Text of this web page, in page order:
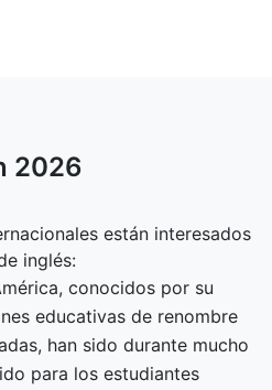
2026
están interesados
inglés:
conocidos por su
educativas de renombre
han sido durante mucho
para los estudiantes